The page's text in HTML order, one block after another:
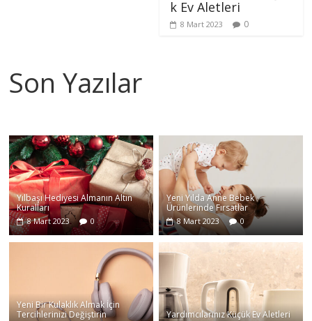
k Ev Aletleri
8 Mart 2023 0
Son Yazılar
Yılbaşı Hediyesi Almanın Altın
Kuralları
8 Mart 2023 0
Yeni Yılda Anne Bebek
Ürünlerinde Fırsatlar
8 Mart 2023 0
Yeni Bir Kulaklık Almak İçin
Tercihlerinizi Değiştirin
Yardımcılarınız Küçük Ev Aletleri